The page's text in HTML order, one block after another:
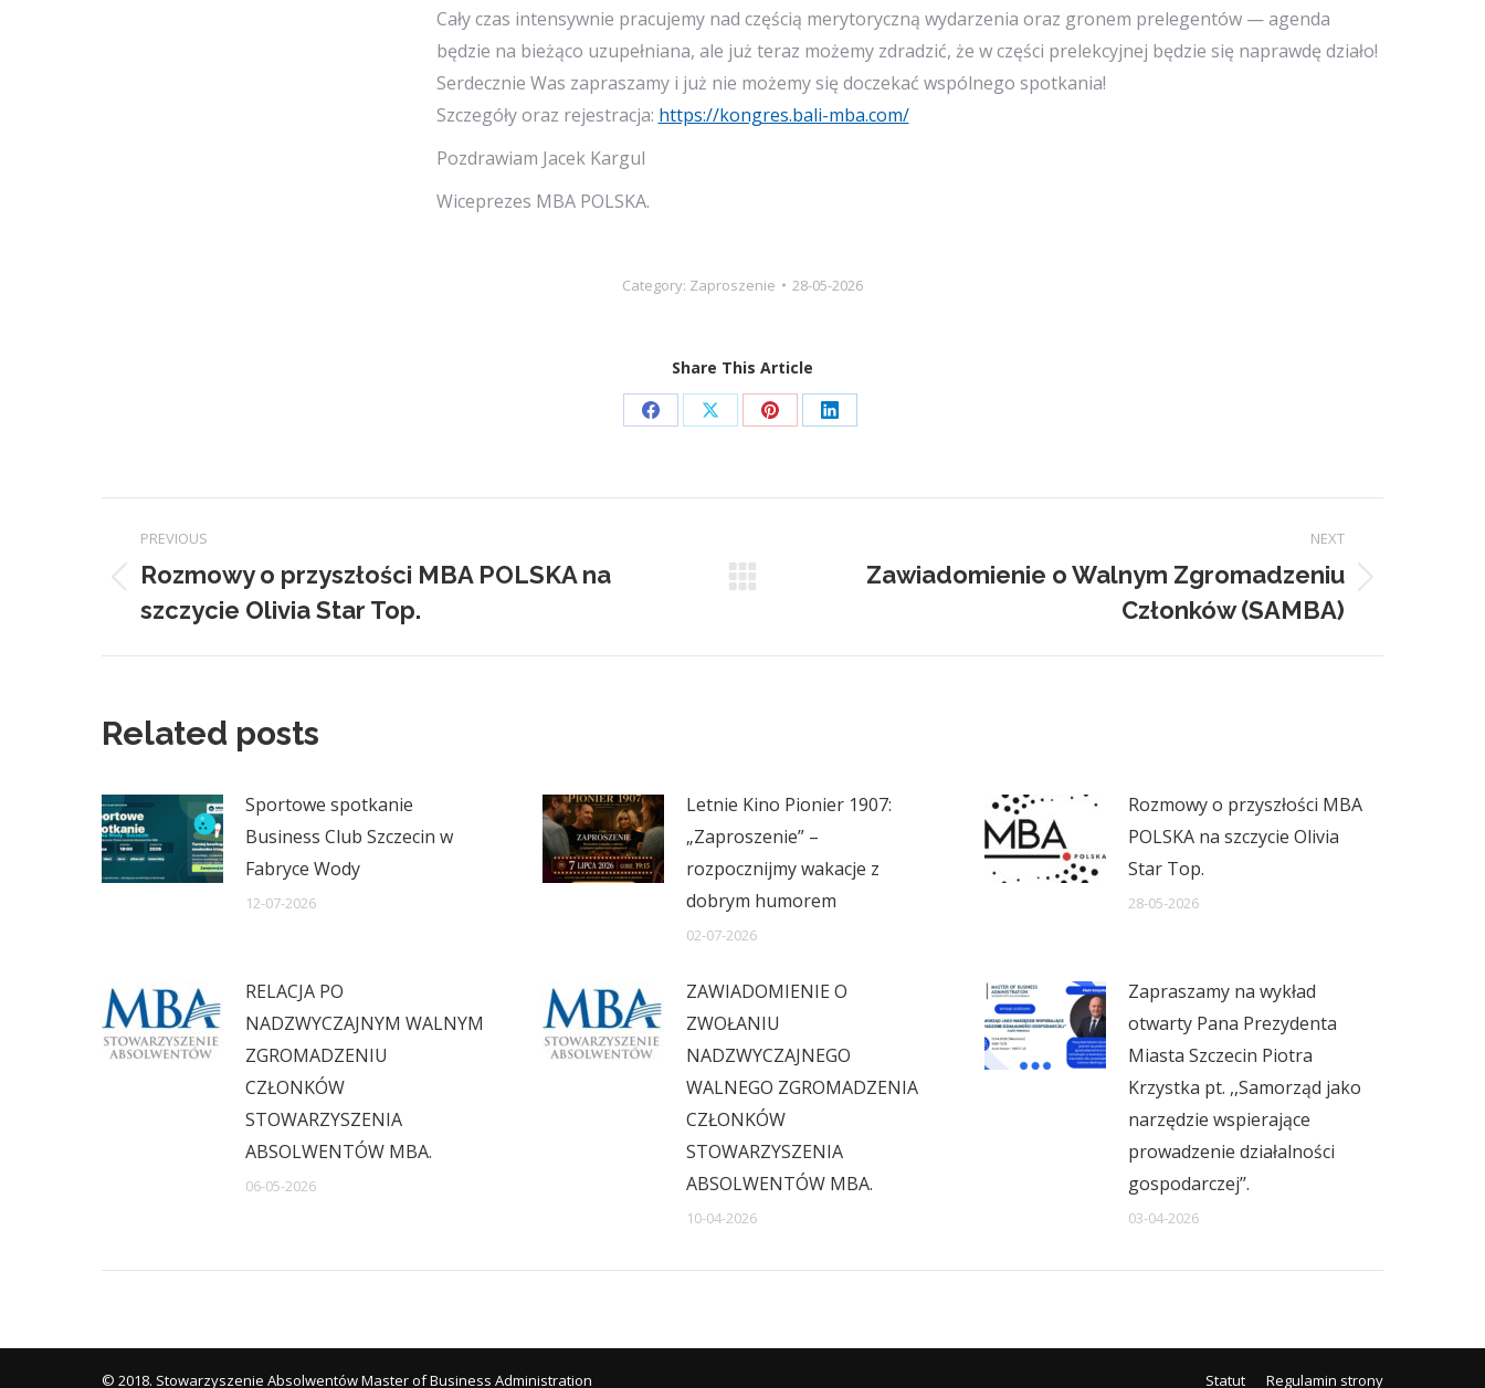
Cały czas intensywnie pracujemy nad częścią merytoryczną wydarzenia oraz gronem prelegentów — agenda
będzie na bieżąco uzupełniana, ale już teraz możemy zdradzić, że w części prelekcyjnej będzie się naprawdę działo!
Serdecznie Was zapraszamy i już nie możemy się doczekać wspólnego spotkania!
Szczegóły oraz rejestracja: https://kongres.bali-mba.com/
Pozdrawiam Jacek Kargul
Wiceprezes MBA POLSKA.
Category: Zaproszenie 28-05-2026
Share This Article
Share Share Share Share
Post
navigation
PREVIOUS
Previous
post:
Rozmowy o przyszłości MBA POLSKA na
szczycie Olivia Star Top.
NEXT
Zawiadomienie o Walnym Zgromadzeniu
Członków (SAMBA)
Related posts
Sportowe spotkanie
Business Club Szczecin w
Fabryce Wody
12-07-2026
Letnie Kino Pionier 1907:
„Zaproszenie” –
rozpocznijmy wakacje z
dobrym humorem
02-07-2026
Rozmowy o przyszłości MBA
POLSKA na szczycie Olivia
Star Top.
28-05-2026
RELACJA PO
NADZWYCZAJNYM WALNYM
ZGROMADZENIU
CZŁONKÓW
STOWARZYSZENIA
ABSOLWENTÓW MBA.
06-05-2026
ZAWIADOMIENIE O
ZWOŁANIU
NADZWYCZAJNEGO
WALNEGO ZGROMADZENIA
CZŁONKÓW
STOWARZYSZENIA
ABSOLWENTÓW MBA.
10-04-2026
Zapraszamy na wykład
otwarty Pana Prezydenta
Miasta Szczecin Piotra
Krzystka pt. ,,Samorząd jako
narzędzie wspierające
prowadzenie działalności
gospodarczej’’.
03-04-2026
© 2018. Stowarzyszenie Absolwentów Master of Business Administration Statut Regulamin strony